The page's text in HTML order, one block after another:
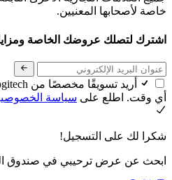
خاصة لأصحابها المعنيين.
اشترك لتصلك عروضك الخاصة
أي وقت. اطلع على سياسة
شكرا لك على التسجيل!
ابحث عن عرض ترحيبي في صندوق